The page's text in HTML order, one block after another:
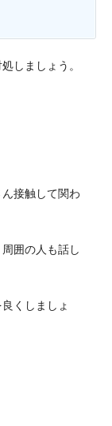
しましょう。
接触して関わ
囲の人も話し
くしましょ